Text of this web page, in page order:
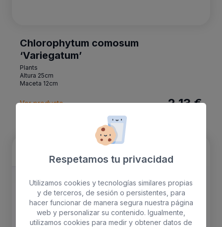
Chlorophytum comosum
‘Variegatum’
Plants
Altura 25cm
Maceta 12cm
Ver producto 2.13 €
Decorum Nephrolepis exaltata 'Green Lady'
Respetamos tu privacidad
Utilizamos cookies y tecnologías similares propias
y de terceros, de sesión o persistentes, para
hacer funcionar de manera segura nuestra página
web y personalizar su contenido. Igualmente,
utilizamos cookies para medir y obtener datos de